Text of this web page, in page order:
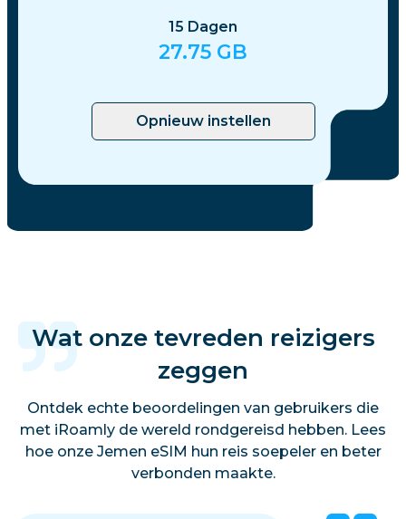
15 Dagen
27.75 GB
Opnieuw instellen
Wat onze tevreden reizigers
zeggen
Ontdek echte beoordelingen van gebruikers die
met iRoamly de wereld rondgereisd hebben. Lees
hoe onze Jemen eSIM hun reis soepeler en beter
verbonden maakte.